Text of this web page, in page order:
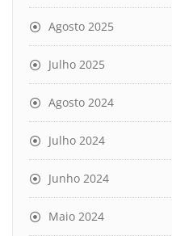
Agosto 2025
Julho 2025
Agosto 2024
Julho 2024
Junho 2024
Maio 2024